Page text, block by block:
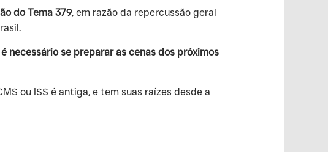
do Tema 379, em razão da repercussão geral
é necessário se preparar as cenas dos próximos
ou ISS é antiga, e tem suas raízes desde a